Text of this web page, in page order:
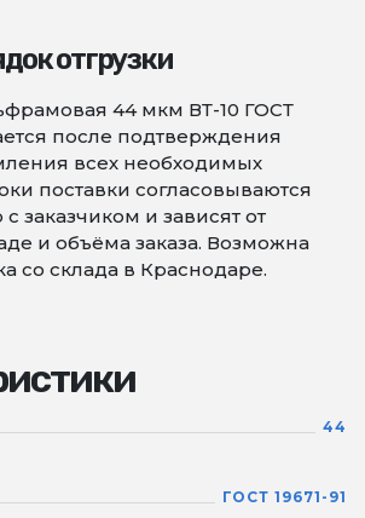
отгрузки
44 мкм ВТ-10 ГОСТ
после подтверждения
всех необходимых
поставки согласовываются
заказчиком и зависят от
и объёма заказа. Возможна
со склада в Краснодаре.
44
ГОСТ 19671-91